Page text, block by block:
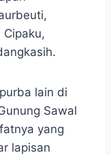
Cipaku,
lain di
Sawal
yang
lapisan